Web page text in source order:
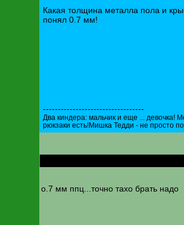
Какая толщина металла пола и
понял 0.7 мм!
----------------------------------
Два киндера: мальчик и еще ...
рюкзаки есть!Мишка Тедди - не просто
о.7 мм ппц...точно тахо брать надо